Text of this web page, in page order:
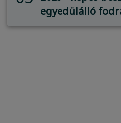
egyedülálló